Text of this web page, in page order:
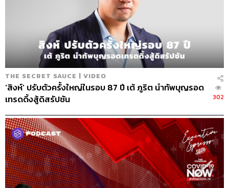
THE SECRET SAUCE | VIDEO
‘สิงห์’ ปรับตัวครั้งใหญ่ในรอบ 87 ปี เต้ ภูริต นำทัพบุญรอด
เทรดดิ้งสู้ดิสรัปชัน
302